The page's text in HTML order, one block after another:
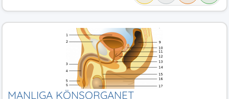
MANLIGA KÖNSORGANET